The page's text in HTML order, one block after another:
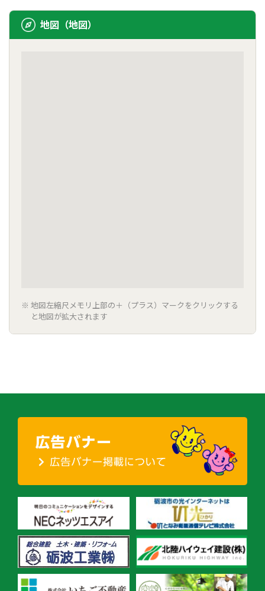
地図（地図）
地図左縮尺メモリ上部の＋（プラス）マークをクリックする
と地図が拡大されます